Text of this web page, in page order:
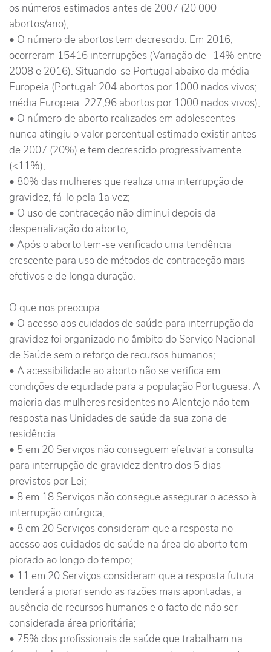
os números estimados antes de 2007 (20 000
abortos/ano);
• O número de abortos tem decrescido. Em 2016,
ocorreram 15416 interrupções (Variação de -14% entre
2008 e 2016). Situando-se Portugal abaixo da média
Europeia (Portugal: 204 abortos por 1000 nados vivos;
média Europeia: 227,96 abortos por 1000 nados vivos);
• O número de aborto realizados em adolescentes
nunca atingiu o valor percentual estimado existir antes
de 2007 (20%) e tem decrescido progressivamente
(<11%);
• 80% das mulheres que realiza uma interrupção de
gravidez, fá-lo pela 1a vez;
• O uso de contraceção não diminui depois da
despenalização do aborto;
• Após o aborto tem-se verificado uma tendência
crescente para uso de métodos de contraceção mais
efetivos e de longa duração.
O que nos preocupa:
• O acesso aos cuidados de saúde para interrupção da
gravidez foi organizado no âmbito do Serviço Nacional
de Saúde sem o reforço de recursos humanos;
• A acessibilidade ao aborto não se verifica em
condições de equidade para a população Portuguesa: A
maioria das mulheres residentes no Alentejo não tem
resposta nas Unidades de saúde da sua zona de
residência.
• 5 em 20 Serviços não conseguem efetivar a consulta
para interrupção de gravidez dentro dos 5 dias
previstos por Lei;
• 8 em 18 Serviços não consegue assegurar o acesso à
interrupção cirúrgica;
• 8 em 20 Serviços consideram que a resposta no
acesso aos cuidados de saúde na área do aborto tem
piorado ao longo do tempo;
• 11 em 20 Serviços consideram que a resposta futura
tenderá a piorar sendo as razões mais apontadas, a
ausência de recursos humanos e o facto de não ser
considerada área prioritária;
• 75% dos profissionais de saúde que trabalham na